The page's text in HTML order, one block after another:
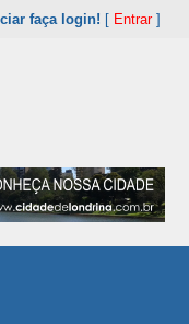
faça login! [ Entrar]